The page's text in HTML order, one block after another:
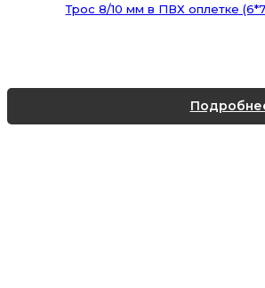
Трос 8/10 мм в ПВХ оплетке